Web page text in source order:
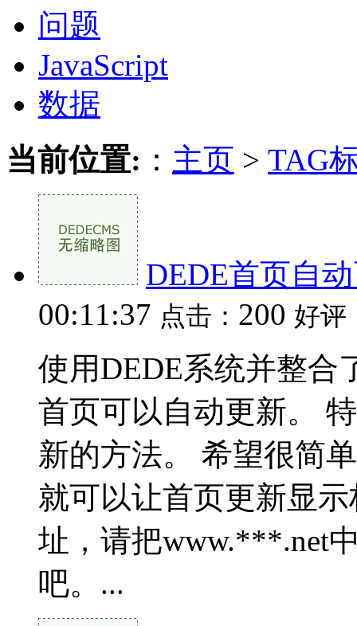
问题
JavaScript
数据
当前位置: ： 主页 > TAG
DEDE首页自
00:11:37 点击： 200 好评
使用DEDE系统并整合
首页可以自动更新。
新的方法。 希望很简
就可以让首页更新显
址，请把www.***.net
吧。...